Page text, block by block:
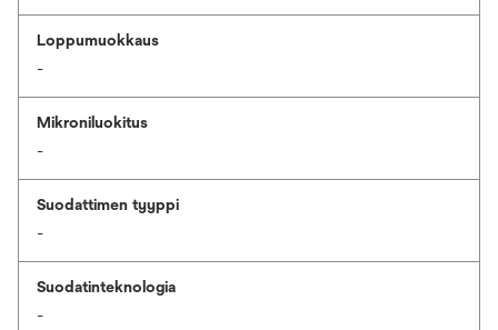
Loppumuokkaus
-
Mikroniluokitus
-
Suodattimen tyyppi
-
Suodatinteknologia
-